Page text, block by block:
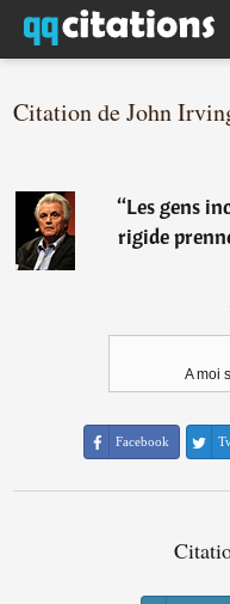
Citation de John
“Les gens
rigide
A moi
Facebook